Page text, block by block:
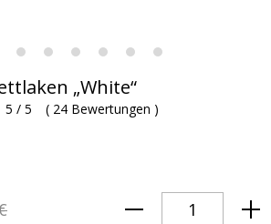
„White“
5 / 5 ( 24 Bewertungen )